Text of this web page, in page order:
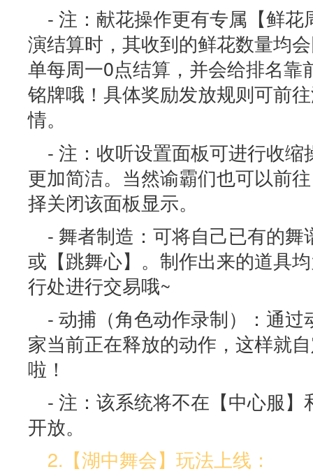
- 注：献花操作更有专属【鲜
演结算时，其收到的鲜花数量均
单每周一0点结算，并会给排名靠
铭牌哦！具体奖励发放规则可前
情。
- 注：收听设置面板可进行收
更加简洁。当然谕霸们也可以前
择关闭该面板显示。
- 舞者制造：可将自己已有的
或【跳舞心】。制作出来的道具
行处进行交易哦~
- 动捕（角色动作录制）：通
家当前正在释放的动作，这样就
啦！
- 注：该系统将不在【中心服
开放。
2.【湖中舞会】玩法上线：